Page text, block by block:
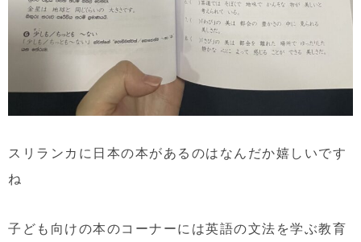
スリランカに日本の本があるのはなんだか嬉しいです
ね
子ども向けの本のコーナーには英語の文法を学ぶ教育